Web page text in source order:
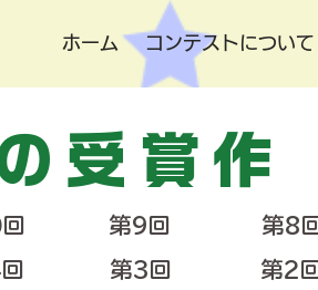
ホーム コンテストについて
受賞作
第9回 第8回
第3回 第2回